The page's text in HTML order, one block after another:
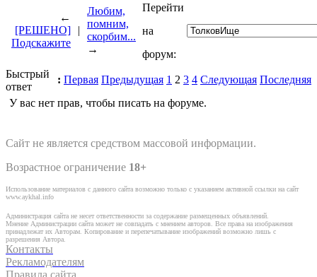
←
[РЕШЕНО]
Подскажите
|
Любим,
помним,
скорбим...
→
Перейти
на
форум:
: Первая Предыдущая 1 2 3 4 Следующая Последняя
Быстрый
ответ
У вас нет прав, чтобы писать на форуме.
Сайт не является средством массовой информации.
Возрастное ограничение 18+
Использование материалов с данного сайта возможно только с указанием активной ссылки на сайт
www.aykhal.info
Администрация сайта не несет ответственности за содержание размещенных объявлений.
Мнение Администрации сайта может не совпадать с мнением авторов. Все права на изображения
принадлежат их Авторам. Копирование и перепечатывание изображений возможно лишь с
разрешения Автора.
Контакты
Рекламодателям
Правила сайта